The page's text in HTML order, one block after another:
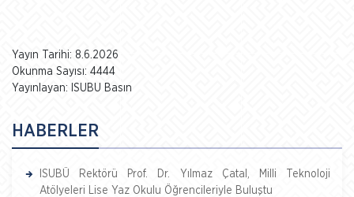
Yayın Tarihi: 8.6.2026
Okunma Sayısı: 4444
Yayınlayan: ISUBU Basın
HABERLER
ISUBÜ Rektörü Prof. Dr. Yılmaz Çatal, Milli Teknoloji
Atölyeleri Lise Yaz Okulu Öğrencileriyle Buluştu